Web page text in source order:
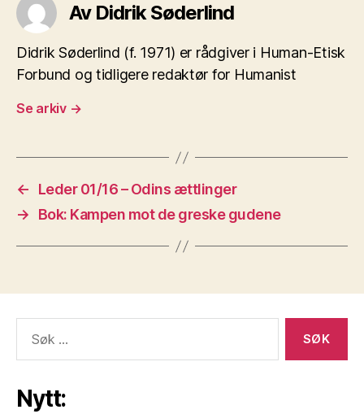
Av Didrik Søderlind
Didrik Søderlind (f. 1971) er rådgiver i Human-Etisk
Forbund og tidligere redaktør for Humanist
Se arkiv →
←
Leder 01/16 – Odins ættlinger
→
Bok: Kampen mot de greske gudene
etter:
Nytt: